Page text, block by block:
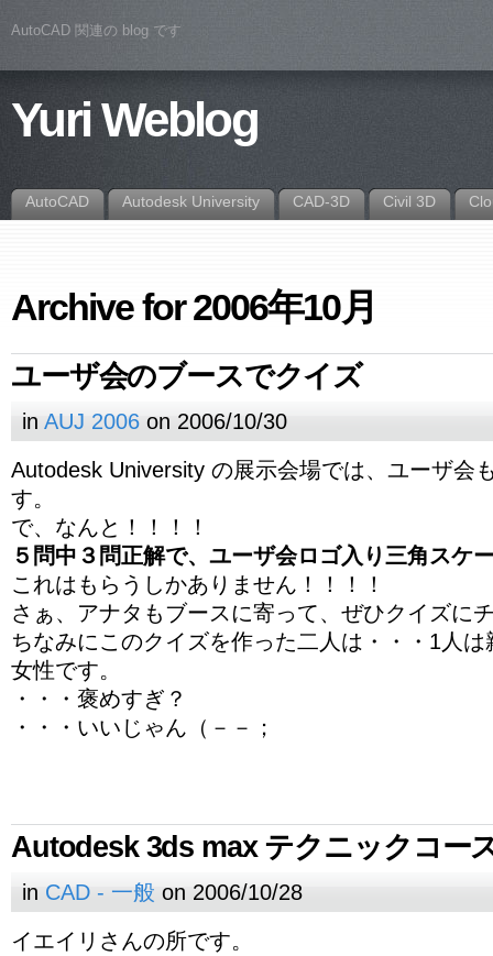
AutoCAD 関連の blog です
Yuri Weblog
AutoCAD Autodesk University CAD-3D Civil 3D
Archive for 2006年10月
ユーザ会のブースでクイズ
inAUJ 2006 on 2006/10/30
Autodesk University の展示会場では、ユーザ会
す。
で、なんと！！！！
５問中３問正解で、ユーザ会ロゴ入り三角スケ
これはもらうしかありません！！！！
さぁ、アナタもブースに寄って、ぜひクイズに
ちなみにこのクイズを作った二人は・・・1人
女性です。
・・・褒めすぎ？
・・・いいじゃん（－－；
Autodesk 3ds max テクニックコー
in CAD - 一般 on 2006/10/28
イエイリさんの所です。